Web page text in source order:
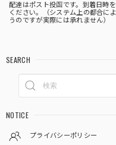
配達はポスト投函です。到着日時
ください。（システム上の都合に
うのですが実際には承れません）
SEARCH
NOTICE
プライバシーポリシー